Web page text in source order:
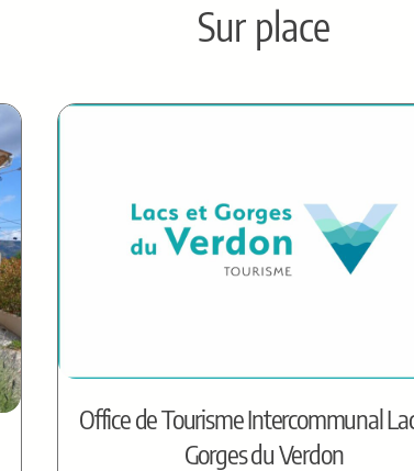
Sur place
Office de Tourisme Intercommunal
Gorges du Verdon